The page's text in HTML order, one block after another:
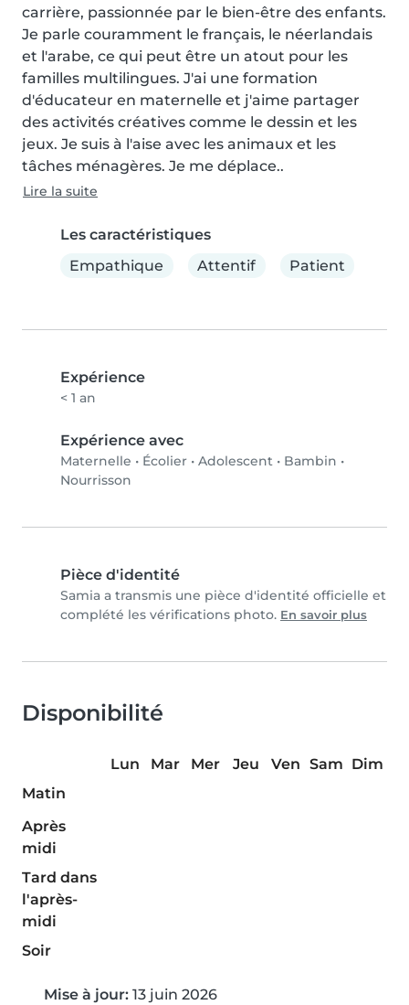
carrière, passionnée par le bien-être des enfants.
Je parle couramment le français, le néerlandais
et l'arabe, ce qui peut être un atout pour les
familles multilingues. J'ai une formation
d'éducateur en maternelle et j'aime partager
des activités créatives comme le dessin et les
jeux. Je suis à l'aise avec les animaux et les
tâches ménagères. Je me déplace..
Lire la suite
Les caractéristiques
Empathique
Attentif Patient
Expérience
< 1 an
Expérience avec
Maternelle • Écolier • Adolescent • Bambin •
Nourrisson
Pièce d'identité
Samia a transmis une pièce d'identité officielle et
complété les vérifications photo. En savoir plus
Disponibilité
Lun Mar Mer Jeu Ven Sam Dim
Matin
Après
midi
Tard dans
l'après-
midi
Soir
Mise à jour: 13 juin 2026